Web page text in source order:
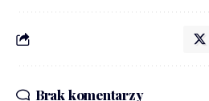
Brak komentarzy